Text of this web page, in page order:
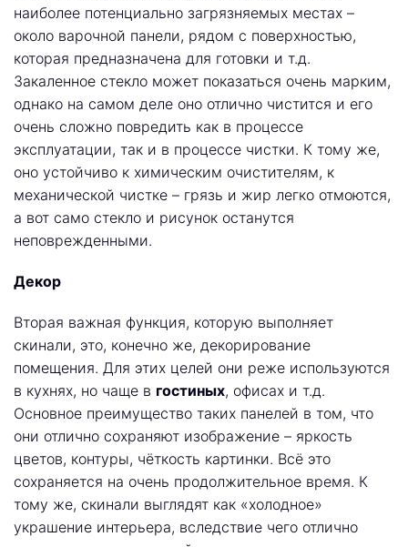
наиболее потенциально загрязняемых местах –
около варочной панели, рядом с поверхностью,
которая предназначена для готовки и т.д.
Закаленное стекло может показаться очень марким,
однако на самом деле оно отлично чистится и его
очень сложно повредить как в процессе
эксплуатации, так и в процессе чистки. К тому же,
оно устойчиво к химическим очистителям, к
механической чистке – грязь и жир легко отмоются,
а вот само стекло и рисунок останутся
неповрежденными.
Декор
Вторая важная функция, которую выполняет
скинали, это, конечно же, декорирование
помещения. Для этих целей они реже используются
в кухнях, но чаще в гостиных, офисах и т.д.
Основное преимущество таких панелей в том, что
они отлично сохраняют изображение – яркость
цветов, контуры, чёткость картинки. Всё это
сохраняется на очень продолжительное время. К
тому же, скинали выглядят как «холодное»
украшение интерьера, вследствие чего отлично